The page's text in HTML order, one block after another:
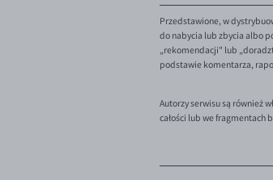
Przedstawione, w
do nabycia lub zbycia albo
„rekomendacji" lub
podstawie komentarza,
Autorzy serwisu są również
całości lub we fragmentach